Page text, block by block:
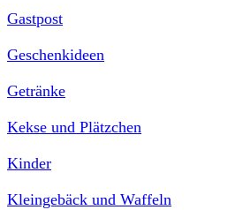
Gastpost
Geschenkideen
Getränke
Kekse und Plätzchen
Kinder
Kleingebäck und Waffeln